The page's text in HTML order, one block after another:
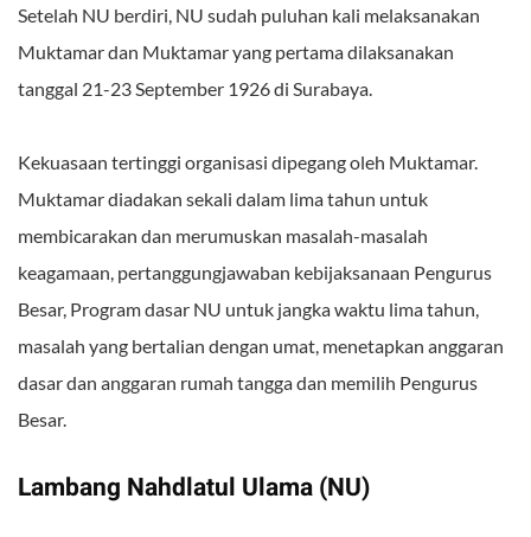
Setelah NU berdiri, NU sudah puluhan kali melaksanakan
Muktamar dan Muktamar yang pertama dilaksanakan
tanggal 21-23 September 1926 di Surabaya.
Kekuasaan tertinggi organisasi dipegang oleh Muktamar.
Muktamar diadakan sekali dalam lima tahun untuk
membicarakan dan merumuskan masalah-masalah
keagamaan, pertanggungjawaban kebijaksanaan Pengurus
Besar, Program dasar NU untuk jangka waktu lima tahun,
masalah yang bertalian dengan umat, menetapkan anggaran
dasar dan anggaran rumah tangga dan memilih Pengurus
Besar.
Lambang Nahdlatul Ulama (NU)